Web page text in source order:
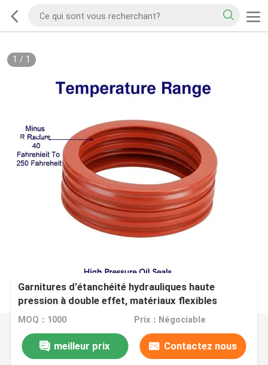
1 / 1
Garnitures d'étanchéité hydrauliques haute
pression à double effet, matériaux flexibles
assurant un fonctionnement étanche dans les
machines hydrauliques industrielles
MOQ：1000 Prix：Négociable
meilleur prix Contactez nous